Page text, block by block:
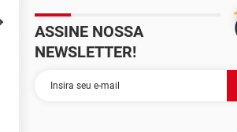
ASSINE NOSSA
NEWSLETTER!